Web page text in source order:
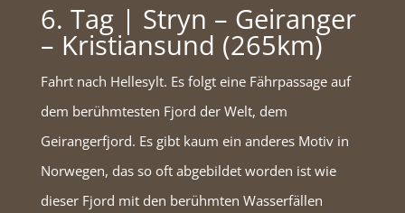
6. Tag | Stryn – Geiranger
– Kristiansund (265km)
Fahrt nach Hellesylt. Es folgt eine Fährpassage auf
dem berühmtesten Fjord der Welt, dem
Geirangerfjord. Es gibt kaum ein anderes Motiv in
Norwegen, das so oft abgebildet worden ist wie
dieser Fjord mit den berühmten Wasserfällen